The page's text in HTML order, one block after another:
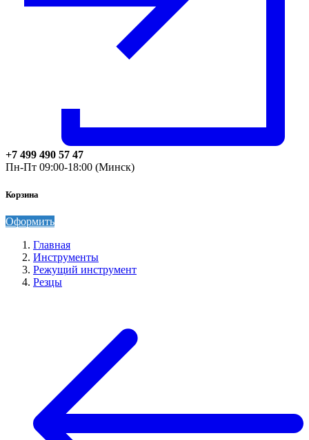
+7 499 490 57 47
Пн-Пт 09:00-18:00 (Минск)
Корзина
Оформить
Главная
Инструменты
Режущий инструмент
Резцы